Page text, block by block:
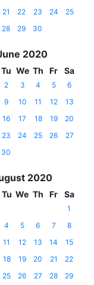
21 22 23 24
25
28 29 30
2020
Tu We Th Fr Sa
2 3 4 5
6
9 10 11 12
13
16 17 18 19
20
23 24 25 26
27
30
2020
Tu We Th Fr Sa
1
4 5 6 7
8
11 12 13 14
15
18 19 20 21
22
25 26 27 28 29